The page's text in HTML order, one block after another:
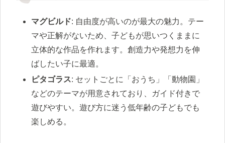
マグビルド: 自由度が高いのが最大の魅力。テー
マや正解がないため、子どもが思いつくままに
立体的な作品を作れます。創造力や発想力を伸
ばしたい子に最適。
ピタゴラス: セットごとに「おうち」「動物園」
などのテーマが用意されており、ガイド付きで
遊びやすい。遊び方に迷う低年齢の子どもでも
楽しめる。